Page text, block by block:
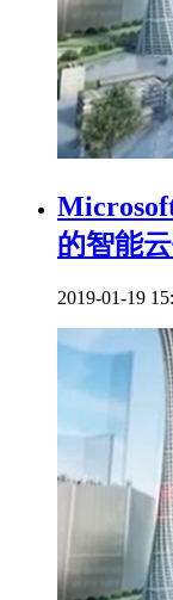
的智能
2019-01-19